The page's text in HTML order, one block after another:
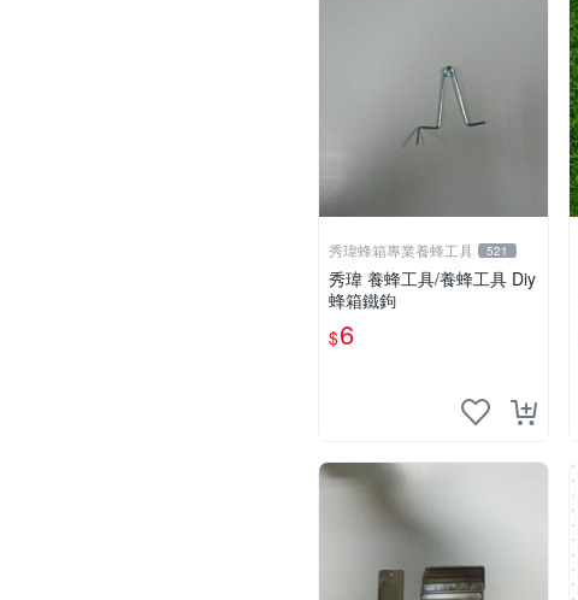
秀瑋蜂箱專業養蜂工具 521
秀瑋 養蜂工具/養蜂工具 Diy
蜂箱鐵鉤
$6